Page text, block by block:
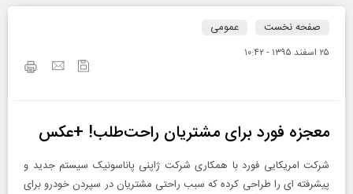
صفحه نخست عمومی
۲۵ اسفند ۱۳۹۵ - ۱۰:۴۲
معجزه فورد برای مشتریان راحت‌طلب! +عکس
شرکت امریکایی فورد با همکاری شرکت ژاپنی پاناسونیک سیستم جدید و
پیشرفته ای را طراحی کرده که سبب راحتی مشتریان در سپردن خودرو برای